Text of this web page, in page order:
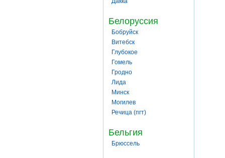
Белоруссия
Бобруйск
Витебск
Глубокое
Гомель
Гродно
Лида
Минск
Могилев
Речица (пгт)
Бельгия
Брюссель